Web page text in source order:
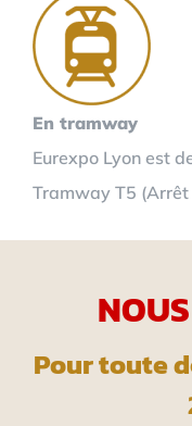
En tramway
Eurexpo Lyon est
Tramway T5 (Arrêt
Pour toute